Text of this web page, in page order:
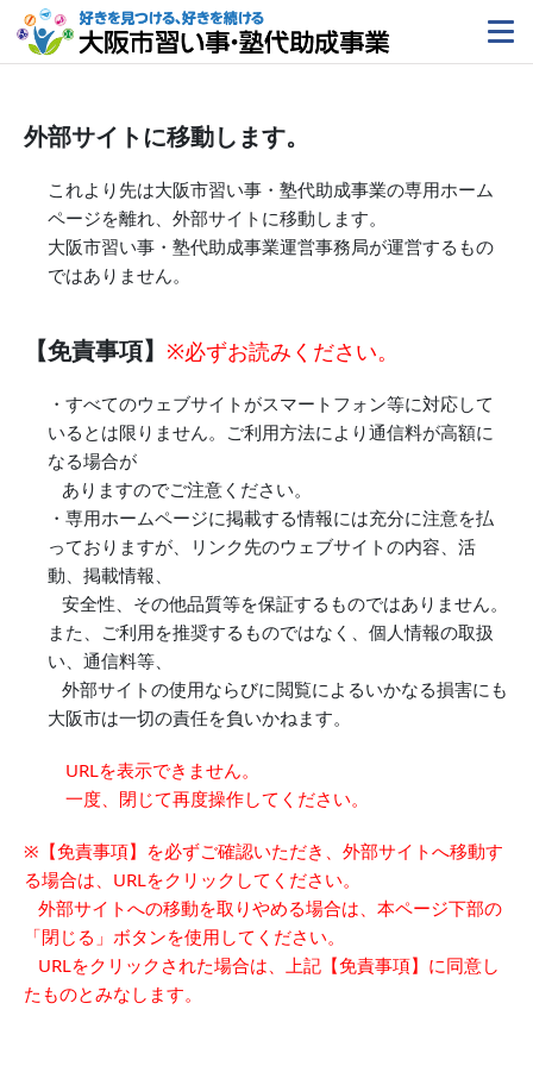
外部サイトに移動します。
これより先は大阪市習い事・塾代助成事業の専用ホーム
ページを離れ、外部サイトに移動します。
大阪市習い事・塾代助成事業運営事務局が運営するもの
ではありません。
【免責事項】 ※必ずお読みください。
・すべてのウェブサイトがスマートフォン等に対応して
いるとは限りません。ご利用方法により通信料が高額に
なる場合が
ありますのでご注意ください。
・専用ホームページに掲載する情報には充分に注意を払
っておりますが、リンク先のウェブサイトの内容、活
動、掲載情報、
安全性、その他品質等を保証するものではありません。
また、ご利用を推奨するものではなく、個人情報の取扱
い、通信料等、
外部サイトの使用ならびに閲覧によるいかなる損害にも
大阪市は一切の責任を負いかねます。
URLを表示できません。
一度、閉じて再度操作してください。
※【免責事項】を必ずご確認いただき、外部サイトへ移動す
る場合は、URLをクリックしてください。
外部サイトへの移動を取りやめる場合は、本ページ下部の
「閉じる」ボタンを使用してください。
URLをクリックされた場合は、上記【免責事項】に同意し
たものとみなします。